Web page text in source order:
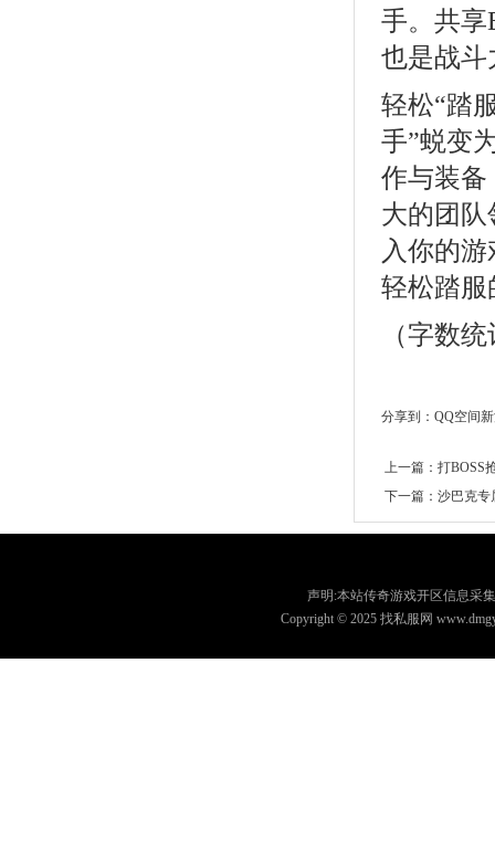
手。共享
也是战斗
轻松“踏
手”蜕变
作与装备
大的团
入你的
轻松踏服
（字数
分享到： QQ空间
上一篇： 打BOSS
下一篇： 沙巴克专
声明:本站传奇游戏开区信息采
Copyright © 2025 找私服网